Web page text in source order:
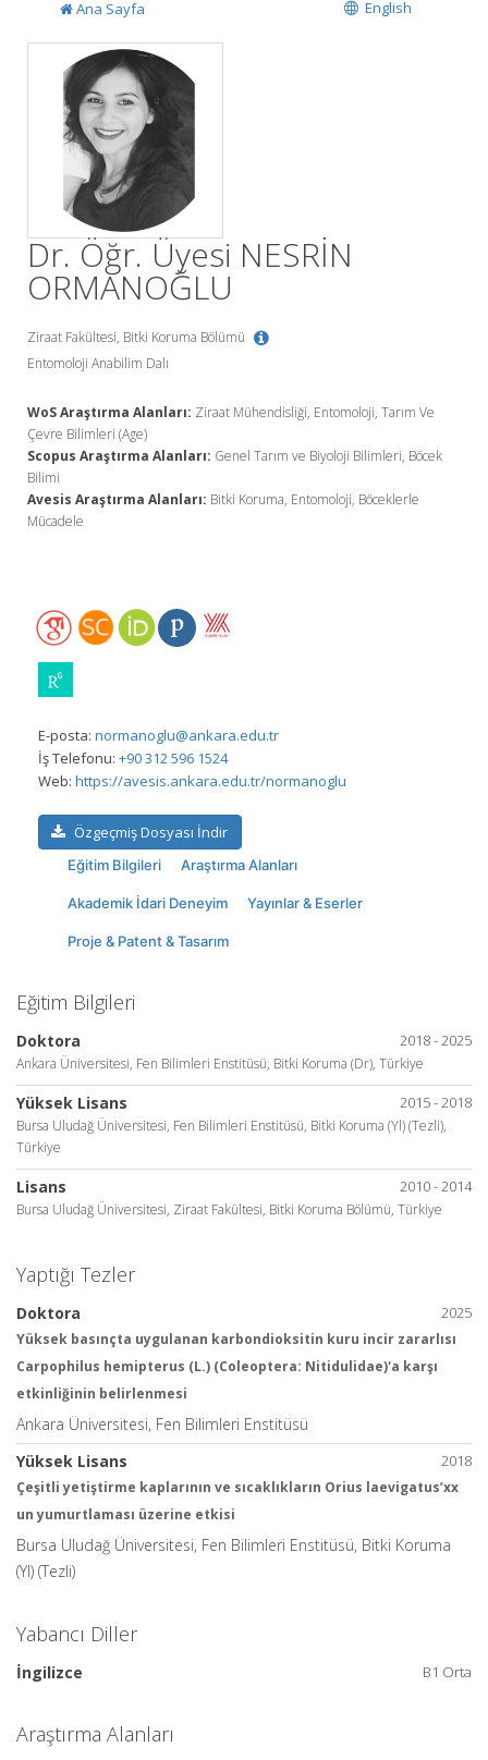
English
Ana Sayfa
Dr. Öğr. Üyesi NESRİN
ORMANOĞLU
Ziraat Fakültesi, Bitki Koruma Bölümü
Entomoloji Anabilim Dalı
WoS Araştırma Alanları: Ziraat Mühendisliği, Entomoloji, Tarım Ve
Çevre Bilimleri (Age)
Scopus Araştırma Alanları: Genel Tarım ve Biyoloji Bilimleri, Böcek
Bilimi
Avesis Araştırma Alanları: Bitki Koruma, Entomoloji, Böceklerle
Mücadele
E-posta: normanoglu@ankara.edu.tr
İş Telefonu: +90 312 596 1524
Web: https://avesis.ankara.edu.tr/normanoglu
Özgeçmiş Dosyası İndir
Eğitim Bilgileri Araştırma Alanları
Akademik İdari Deneyim Yayınlar & Eserler
Proje & Patent & Tasarım
Eğitim Bilgileri
2018 - 2025
Doktora
Ankara Üniversitesi, Fen Bilimleri Enstitüsü, Bitki Koruma (Dr), Türkiye
2015 - 2018
Yüksek Lisans
Bursa Uludağ Üniversitesi, Fen Bilimleri Enstitüsü, Bitki Koruma (Yl) (Tezli),
Türkiye
2010 - 2014
Lisans
Bursa Uludağ Üniversitesi, Ziraat Fakültesi, Bitki Koruma Bölümü, Türkiye
Yaptığı Tezler
2025
Doktora
Yüksek basınçta uygulanan karbondioksitin kuru incir zararlısı
Carpophilus hemipterus (L.) (Coleoptera: Nitidulidae)'a karşı
etkinliğinin belirlenmesi
Ankara Üniversitesi, Fen Bilimleri Enstitüsü
2018
Yüksek Lisans
Çeşitli yetiştirme kaplarının ve sıcaklıkların Orius laevigatus’xx
un yumurtlaması üzerine etkisi
Bursa Uludağ Üniversitesi, Fen Bilimleri Enstitüsü, Bitki Koruma
(Yl) (Tezli)
Yabancı Diller
B1 Orta
İngilizce
Araştırma Alanları